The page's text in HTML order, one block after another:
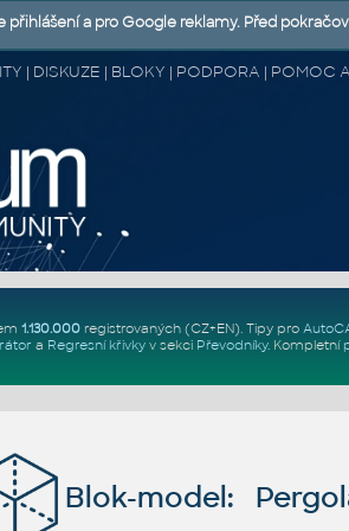
| DISKUZE | BLOKY | PODPORA | POMOC
1.130.000registrovaných (CZ+EN). Tipy pro
a Regresní křivkyv sekci Převodníky. Kompletní
Blok-model:
a pro Google reklamy. Před